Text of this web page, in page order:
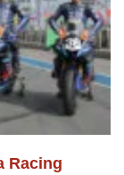
Racing